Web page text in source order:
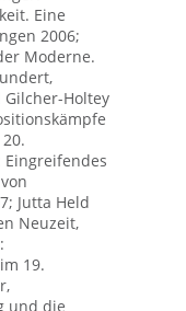
Eine
2006;
Moderne.
Holtey
Eingreifendes
Jutta Held
Neuzeit,
19.
und die